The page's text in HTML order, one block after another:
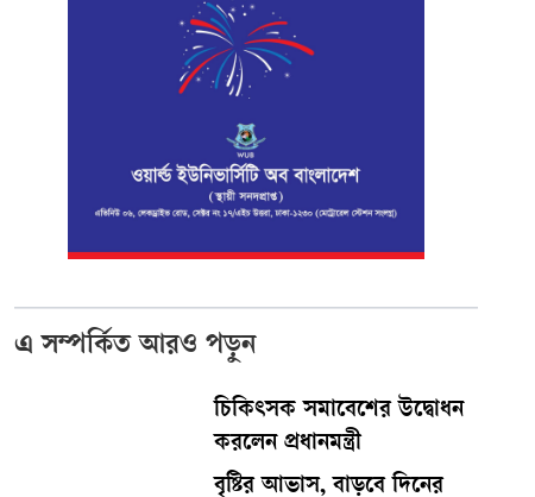
এ সম্পর্কিত আরও পড়ুন
চিকিৎসক সমাবেশের উদ্বোধন
করলেন প্রধানমন্ত্রী
বৃষ্টির আভাস, বাড়বে দিনের